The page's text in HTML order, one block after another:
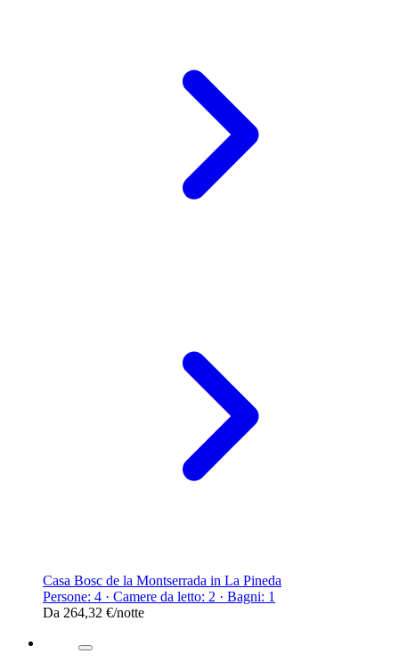
Casa Bosc de la Montserrada in La Pineda
Persone: 4 · Camere da letto: 2 · Bagni: 1
Da 264,32 €/notte